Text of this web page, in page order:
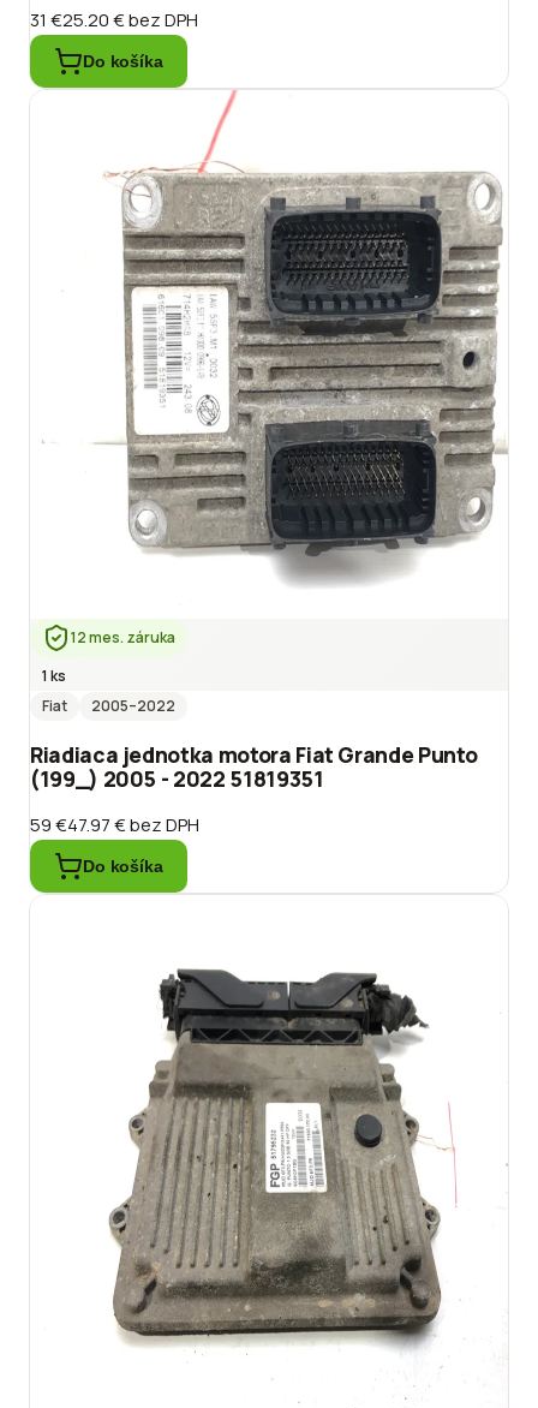
31 €25.20 €bez DPH
Do košíka
12 mes. záruka
1 ks
Fiat
2005–2022
Riadiaca jednotka motora Fiat Grande Punto
(199_) 2005 - 2022 51819351
59 €47.97 €bez DPH
Do košíka